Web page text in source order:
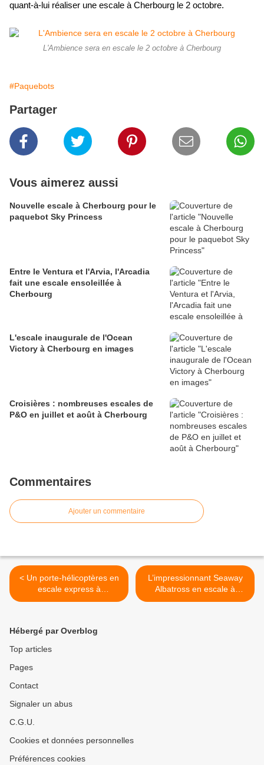
quant-à-lui réaliser une escale à Cherbourg le 2 octobre.
L'Ambience sera en escale le 2 octobre à Cherbourg
#Paquebots
Partager
Vous aimerez aussi
Nouvelle escale à Cherbourg pour le
paquebot Sky Princess
Entre le Ventura et l'Arvia, l'Arcadia
fait une escale ensoleillée à
Cherbourg
L'escale inaugurale de l'Ocean
Victory à Cherbourg en images
Croisières : nombreuses escales de
P&O en juillet et août à Cherbourg
Commentaires
Ajouter un commentaire
< Un porte-hélicoptères en
escale express à
Cherbourg
L’impressionnant Seaway
Albatross en escale à
Cherbourg >
Hébergé par Overblog
Top articles
Pages
Contact
Signaler un abus
C.G.U.
Cookies et données personnelles
Préférences cookies